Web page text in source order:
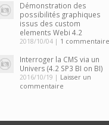
Démonstration des
possibilités graphiques
issus des custom
elements Webi 4.2
2018/10/04 | 1 commentaire
Interroger la CMS via un
Univers (4.2 SP3 BI on BI)
2016/10/19 | Laisser un
commentaire